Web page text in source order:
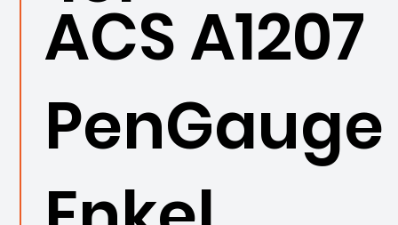
ACS A1207